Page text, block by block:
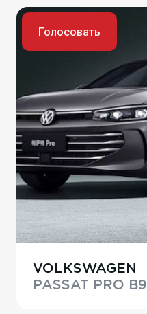
Голосовать
VOLKSWAGEN
PASSAT PRO B9